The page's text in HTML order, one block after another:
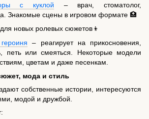
с куклой – врач, стоматолог,
Знакомые сцены в игровом формате 🏥
новых ролевых сюжетов👦
– реагирует на прикосновения,
петь или смеяться. Некоторые модели
цветам и даже песенкам.
мода и стиль
собственные истории, интересуются
модой и дружбой.
: